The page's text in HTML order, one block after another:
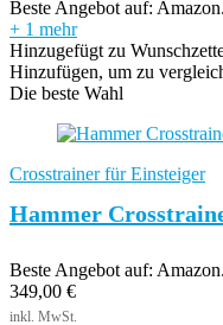
Beste Angebot auf:
+ 1 mehr
Hinzugefügt zu
Hinzufügen, um zu
Die beste Wahl
Crosstrainer für Einsteiger
Hammer
Beste Angebot auf:
349,00 €